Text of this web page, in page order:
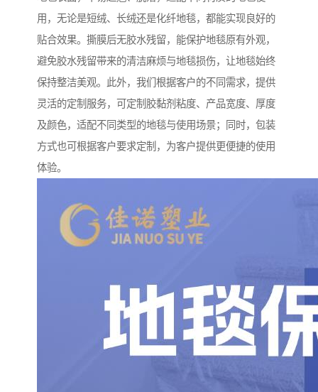
用，无论是短绒、长绒还是化纤地毯，都能实现良好的
贴合效果。撕膜后无胶水残留，能保护地毯原有外观，
避免胶水残留带来的清洁麻烦与地毯损伤，让地毯始终
保持整洁美观。此外，我们根据客户的不同需求，提供
灵活的定制服务，可定制胶黏剂粘度、产品宽度、厚度
及颜色，适配不同类型的地毯与使用场景；同时，包装
方式也可根据客户要求定制，为客户提供更便捷的使用
体验。